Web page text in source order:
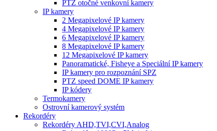
PTZ otočné venkovní kamery
IP kamery
2 Megapixelové IP kamery
4 Megapixelové IP kamery
6 Megapixelové IP kamery
8 Megapixelové IP kamery
12 Megapixelové IP kamery
Panoramatické, Fisheye a Speciální IP kamery
IP kamery pro rozpoznání SPZ
PTZ speed DOME IP kamery
IP kódery
Termokamery
Ostrovní kamerový systém
Rekordéry
Rekordéry AHD,TVI,CVI,Analog